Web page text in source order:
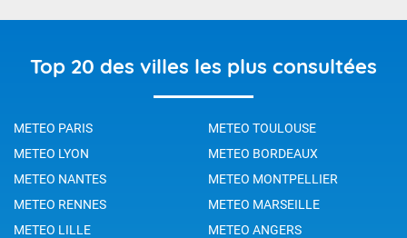
Top 20 des villes les plus consultées
METEO PARIS
METEO TOULOUSE
METEO LYON
METEO BORDEAUX
METEO NANTES
METEO MONTPELLIER
METEO RENNES
METEO MARSEILLE
METEO LILLE
METEO ANGERS